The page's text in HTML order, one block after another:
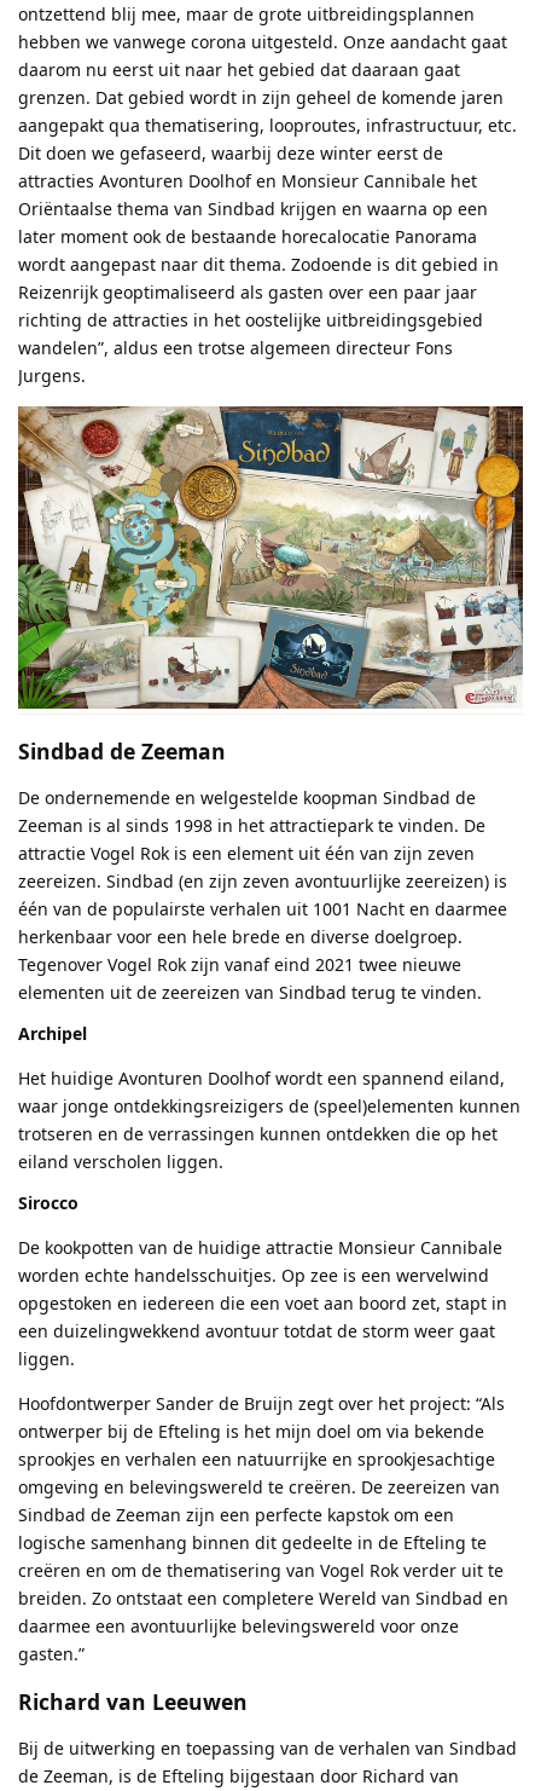
ontzettend blij mee, maar de grote uitbreidingsplannen
hebben we vanwege corona uitgesteld. Onze aandacht gaat
daarom nu eerst uit naar het gebied dat daaraan gaat
grenzen. Dat gebied wordt in zijn geheel de komende jaren
aangepakt qua thematisering, looproutes, infrastructuur, etc.
Dit doen we gefaseerd, waarbij deze winter eerst de
attracties Avonturen Doolhof en Monsieur Cannibale het
Oriëntaalse thema van Sindbad krijgen en waarna op een
later moment ook de bestaande horecalocatie Panorama
wordt aangepast naar dit thema. Zodoende is dit gebied in
Reizenrijk geoptimaliseerd als gasten over een paar jaar
richting de attracties in het oostelijke uitbreidingsgebied
wandelen”, aldus een trotse algemeen directeur Fons
Jurgens.
Sindbad de Zeeman
De ondernemende en welgestelde koopman Sindbad de
Zeeman is al sinds 1998 in het attractiepark te vinden. De
attractie Vogel Rok is een element uit één van zijn zeven
zeereizen. Sindbad (en zijn zeven avontuurlijke zeereizen) is
één van de populairste verhalen uit 1001 Nacht en daarmee
herkenbaar voor een hele brede en diverse doelgroep.
Tegenover Vogel Rok zijn vanaf eind 2021 twee nieuwe
elementen uit de zeereizen van Sindbad terug te vinden.
Archipel
Het huidige Avonturen Doolhof wordt een spannend eiland,
waar jonge ontdekkingsreizigers de (speel)elementen kunnen
trotseren en de verrassingen kunnen ontdekken die op het
eiland verscholen liggen.
Sirocco
De kookpotten van de huidige attractie Monsieur Cannibale
worden echte handelsschuitjes. Op zee is een wervelwind
opgestoken en iedereen die een voet aan boord zet, stapt in
een duizelingwekkend avontuur totdat de storm weer gaat
liggen.
Hoofdontwerper Sander de Bruijn zegt over het project: “Als
ontwerper bij de Efteling is het mijn doel om via bekende
sprookjes en verhalen een natuurrijke en sprookjesachtige
omgeving en belevingswereld te creëren. De zeereizen van
Sindbad de Zeeman zijn een perfecte kapstok om een
logische samenhang binnen dit gedeelte in de Efteling te
creëren en om de thematisering van Vogel Rok verder uit te
breiden. Zo ontstaat een completere Wereld van Sindbad en
daarmee een avontuurlijke belevingswereld voor onze
gasten.”
Richard van Leeuwen
Bij de uitwerking en toepassing van de verhalen van Sindbad
de Zeeman, is de Efteling bijgestaan door Richard van